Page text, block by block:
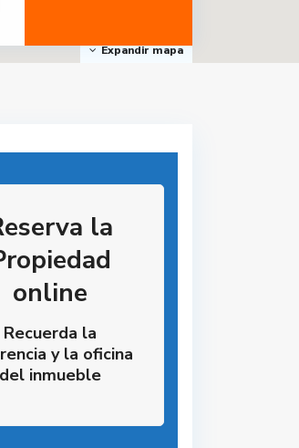
Expandir mapa
la
online
Recuerda la
y la oficina
del inmueble